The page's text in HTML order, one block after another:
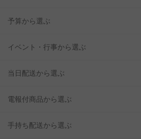
予算から選ぶ
イベント・行事から選ぶ
当日配送から選ぶ
電報付商品から選ぶ
手持ち配送から選ぶ